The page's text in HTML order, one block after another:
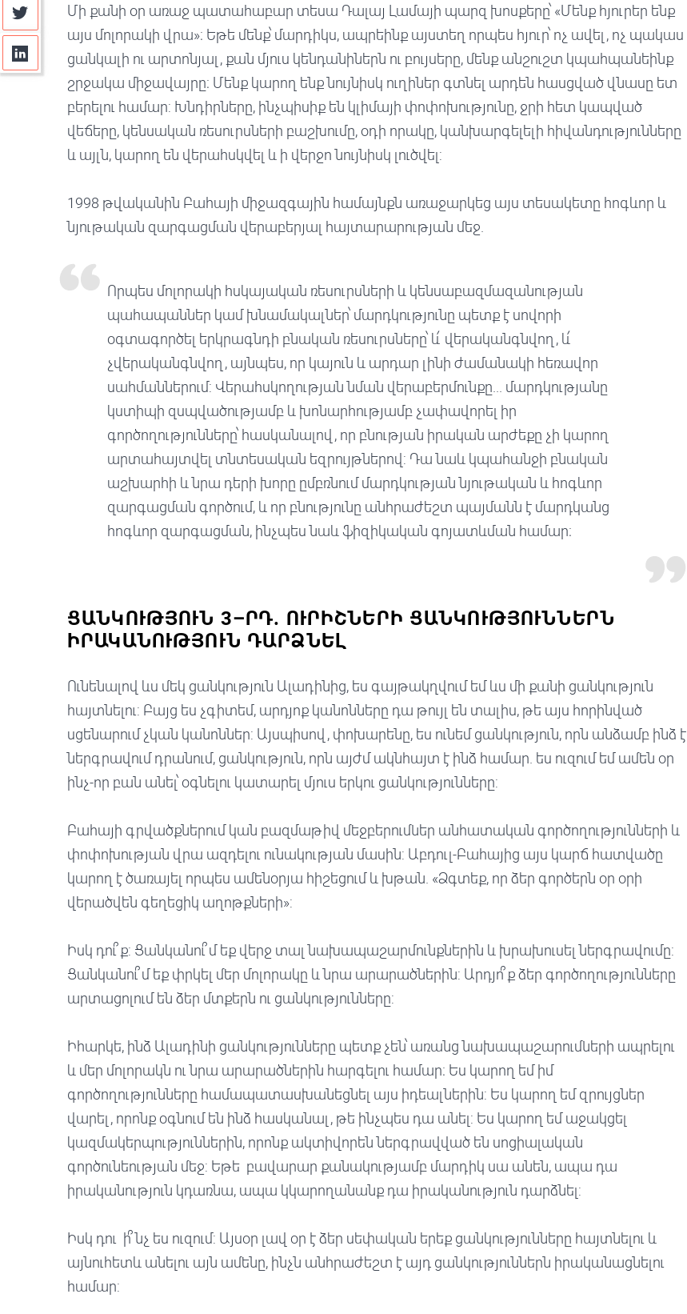
Մի քանի օր առաջ պատահաբար տեսա Դալայ Լամայի պարզ խոսքերը՝ «Մենք հյուրեր ենք
այս մոլորակի վրա»։ Եթե մենք՝ մարդիկս, ապրեինք այստեղ որպես հյուր՝ ոչ ավել, ոչ պակաս
ցանկալի ու արտոնյալ, քան մյուս կենդանիներն ու բույսերը, մենք անշուշտ կպահպանեինք
շրջակա միջավայրը։ Մենք կարող ենք նույնիսկ ուղիներ գտնել արդեն հասցված վնասը ետ
բերելու համար: Խնդիրները, ինչպիսիք են կլիմայի փոփոխությունը, ջրի հետ կապված
վեճերը, կենսական ռեսուրսների բաշխումը, օդի որակը, կանխարգելելի հիվանդությունները
և այլն, կարող են վերահսկվել և ի վերջո նույնիսկ լուծվել:
1998 թվականին Բահայի միջազգային համայնքն առաջարկեց այս տեսակետը հոգևոր և
նյութական զարգացման վերաբերյալ հայտարարության մեջ.
Որպես մոլորակի հսկայական ռեսուրսների և կենսաբազմազանության
պահապաններ կամ խնամակալներ՝ մարդկությունը պետք է սովորի
օգտագործել երկրագնդի բնական ռեսուրսները՝ և՛ վերականգնվող, և՛
չվերականգնվող, այնպես, որ կայուն և արդար լինի ժամանակի հեռավոր
սահմաններում: Վերահսկողության նման վերաբերմունքը... մարդկությանը
կստիպի զսպվածությամբ և խոնարհությամբ չափավորել իր
գործողությունները՝ հասկանալով, որ բնության իրական արժեքը չի կարող
արտահայտվել տնտեսական եզրույթներով: Դա նաև կպահանջի բնական
աշխարհի և նրա դերի խորը ըմբռնում մարդկության նյութական և հոգևոր
զարգացման գործում, և որ բնությունը անհրաժեշտ պայմանն է մարդկանց
հոգևոր զարգացման, ինչպես նաև ֆիզիկական գոյատևման համար։
ՑԱՆԿՈՒԹՅՈՒՆ 3–ՐԴ. ՈՒՐԻՇՆԵՐԻ ՑԱՆԿՈՒԹՅՈՒՆՆԵՐՆ
ԻՐԱԿԱՆՈՒԹՅՈՒՆ ԴԱՐՁՆԵԼ
Ունենալով ևս մեկ ցանկություն Ալադինից, ես գայթակղվում եմ ևս մի քանի ցանկություն
հայտնելու: Բայց ես չգիտեմ, արդյոք կանոնները դա թույլ են տալիս, թե այս հորինված
սցենարում չկան կանոններ: Այսպիսով, փոխարենը, ես ունեմ ցանկություն, որն անձամբ ինձ է
ներգրավում դրանում, ցանկություն, որն այժմ ակնհայտ է ինձ համար. ես ուզում եմ ամեն օր
ինչ-որ բան անել՝ օգնելու կատարել մյուս երկու ցանկությունները:
Բահայի գրվածքներում կան բազմաթիվ մեջբերումներ անհատական գործողությունների և
փոփոխության վրա ազդելու ունակության մասին: Աբդուլ-Բահայից այս կարճ հատվածը
կարող է ծառայել որպես ամենօրյա հիշեցում և խթան. «Ձգտեք, որ ձեր գործերն օր օրի
վերածվեն գեղեցիկ աղոթքների»:
Իսկ դու՞ք: Ցանկանու՞մ եք վերջ տալ նախապաշարմունքներին և խրախուսել ներգրավումը:
Ցանկանու՞մ եք փրկել մեր մոլորակը և նրա արարածներին: Արդյո՞ք ձեր գործողությունները
արտացոլում են ձեր մտքերն ու ցանկությունները:
Իհարկե, ինձ Ալադինի ցանկությունները պետք չեն՝ առանց նախապաշարումների ապրելու
և մեր մոլորակն ու նրա արարածներին հարգելու համար։ Ես կարող եմ իմ
գործողությունները համապատասխանեցնել այս իդեալներին: Ես կարող եմ զրույցներ
վարել, որոնք օգնում են ինձ հասկանալ, թե ինչպես դա անել: Ես կարող եմ աջակցել
կազմակերպություններին, որոնք ակտիվորեն ներգրավված են սոցիալական
գործունեության մեջ: Եթե բավարար քանակությամբ մարդիկ սա անեն, ապա դա
իրականություն կդառնա, ապա կկարողանանք դա իրականություն դարձնել:
Իսկ դու ի՞նչ ես ուզում: Այսօր լավ օր է ձեր սեփական երեք ցանկությունները հայտնելու և
այնուհետև անելու այն ամենը, ինչն անհրաժեշտ է այդ ցանկություններն իրականացնելու
համար: